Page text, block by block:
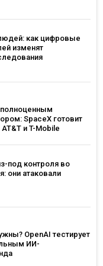
как цифровые
изменят
полноценным
SpaceX готовит
и T-Mobile
под контроля во
они атаковали
OpenAI тестирует
ИИ-